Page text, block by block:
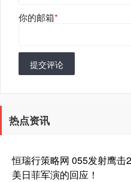
你的邮箱*
提交评论
热点资讯
恒瑞行策略网 055发射鹰
美日菲军演的回应！